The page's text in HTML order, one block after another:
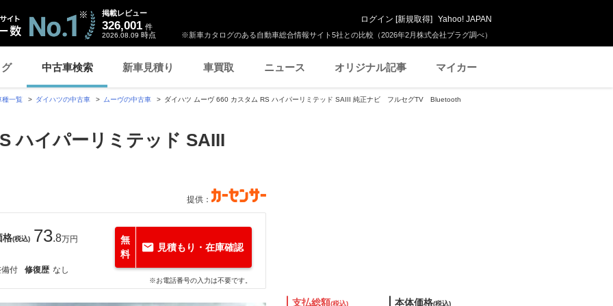
※新車カタログのある自動車総合情報サイト5社との比較（2026年2月株式会社プラグ調べ）
掲載レビュー
326,001 件
2026.08.09 時点
ログイン [新規取得] Yahoo! JAPAN
中古車検索 新車見積り 車買取 ニュース オリジナル記事 マイカー
種一覧 ダイハツの中古車 ムーヴの中古車 ダイハツ ムーヴ 660 カスタム RS ハイパーリミテッド SAIII 純正ナビ フルセグTV Bluetooth
ハイパーリミテッド SAIII
提供：
格(税込) 73.8万円
付 修復歴 なし
無
料
見積もり・在庫確認
※お電話番号の入力は不要です。
支払総額(税込) 本体価格(税込)